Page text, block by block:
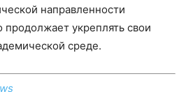
направленности
продолжает укреплять свои
среде.